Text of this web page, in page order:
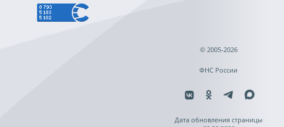
© 2005-2026
ФНС России
Дата обновления страницы